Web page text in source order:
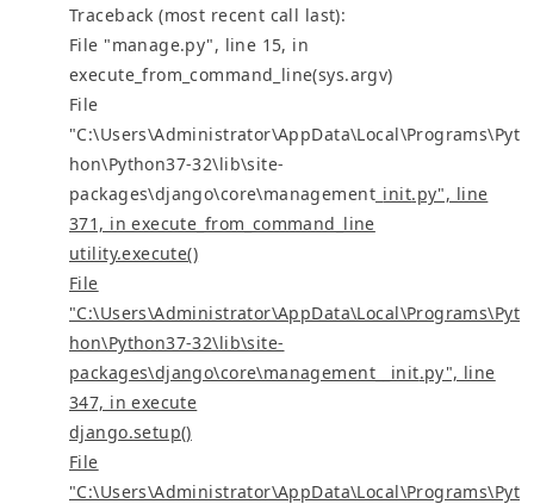
Traceback (most recent call last):
File "manage.py", line 15, in
execute_from_command_line(sys.argv)
File
"C:\Users\Administrator\AppData\Local\Programs\Pyt
hon\Python37-32\lib\site-
packages\django\core\management_ init.py", line
371, in execute_from_command_line
utility.execute()
File
"C:\Users\Administrator\AppData\Local\Programs\Pyt
hon\Python37-32\lib\site-
packages\django\core\management__init.py", line
347, in execute
django.setup()
File
"C:\Users\Administrator\AppData\Local\Programs\Pyt